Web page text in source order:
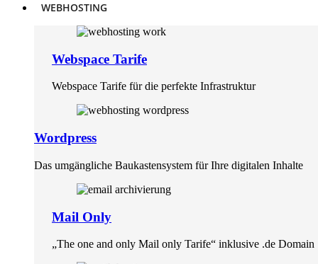
WEBHOSTING
Webspace Tarife
Webspace Tarife für die perfekte Infrastruktur
Wordpress
Das umgängliche Baukastensystem für Ihre digitalen Inhalte
Mail Only
„The one and only Mail only Tarife“ inklusive .de Domain